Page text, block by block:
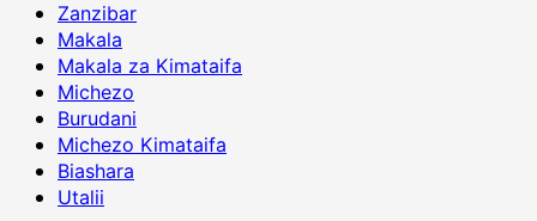
Zanzibar
Makala
Makala za Kimataifa
Michezo
Burudani
Michezo Kimataifa
Biashara
Utalii